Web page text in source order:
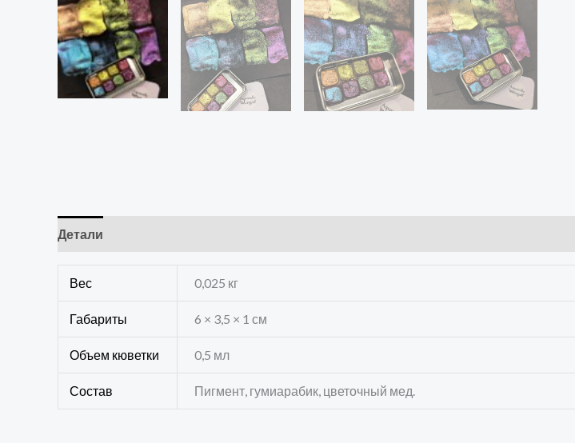
Детали
Вес 0,025 кг
Габариты 6 × 3,5 × 1 см
Объем кюветки 0,5 мл
Состав Пигмент, гумиарабик, цветочный мед.